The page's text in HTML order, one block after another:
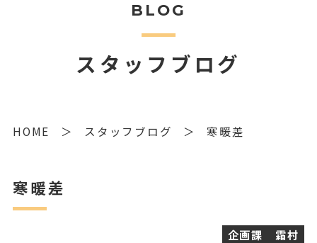
BLOG
スタッフブログ
HOME スタッフブログ 寒暖差
寒暖差
企画課 霜村